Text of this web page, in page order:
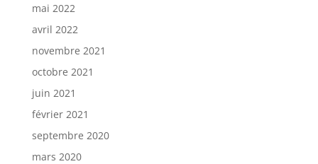
mai 2022
avril 2022
novembre 2021
octobre 2021
juin 2021
février 2021
septembre 2020
mars 2020